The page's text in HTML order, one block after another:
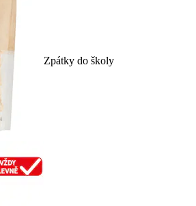
Zpátky do školy